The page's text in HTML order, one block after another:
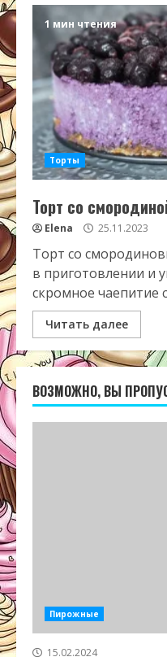
1 мин чтения
Торты
Торт со
Elena 25.11.2023
Торт со
в приготовлении и
скромное чаепитие
Читать далее
ВОЗМОЖНО, ВЫ
Пирожные
15.02.2024